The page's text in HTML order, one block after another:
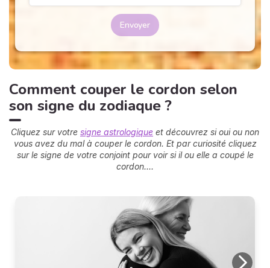
Envoyer
Comment couper le cordon selon
son signe du zodiaque ?
Cliquez sur votre signe astrologique et découvrez si oui ou non
vous avez du mal à couper le cordon. Et par curiosité cliquez
sur le signe de votre conjoint pour voir si il ou elle a coupé le
cordon....